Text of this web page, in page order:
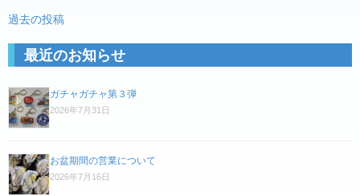
投
稿
ナ
ビ
ゲ
ー
ョ
ン
過去の投稿
最近のお知らせ
ガチャガチャ第３弾
2026年7月31日
お盆期間の営業について
2026年7月16日